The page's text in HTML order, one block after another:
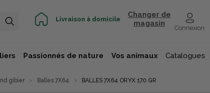
Livraison à domicile
Changer de
magasin
Connexion
Passionnés de nature Vos animaux Catalogues
gibier Balles 7X64 BALLES 7X64 ORYX 170 GR